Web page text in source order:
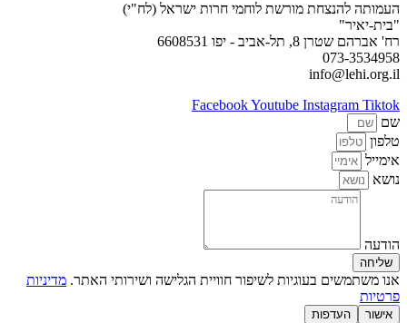
העמותה להנצחת מורשת לוחמי חרות ישראל (לח"י)
"בית-יאיר"
רח' אברהם שטרן 8, תל-אביב - יפו 6608531
073-3534958
info@lehi.org.il
FacebookYoutube Instagram Tiktok
שם
טלפון
אימייל
נושא
הודעה
שליחה
אנו משתמשים בעוגיות לשיפור חוויית הגלישה ושירותי האתר. מדיניות
פרטיות
אישור העדפות